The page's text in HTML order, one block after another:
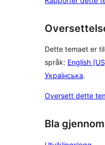
Dette temaet er
språk: English
Українська.
Oversett dette
Bla